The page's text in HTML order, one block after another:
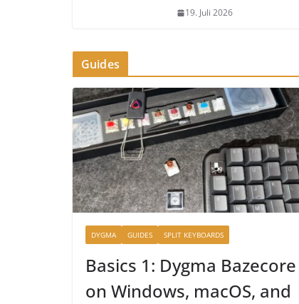
19. Juli 2026
Guides
DYGMA GUIDES SPLIT KEYBOARDS
Basics 1: Dygma Bazecore
on Windows, macOS, and